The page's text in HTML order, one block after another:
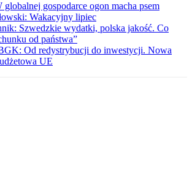
gospodarce ogon macha psem
Wakacyjny lipiec
Szwedzkie wydatki, polska jakość. Co
od państwa”
Od redystrybucji do inwestycji. Nowa
UE